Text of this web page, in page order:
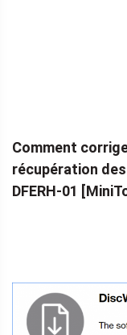
Comment
récupération
DFERH-01